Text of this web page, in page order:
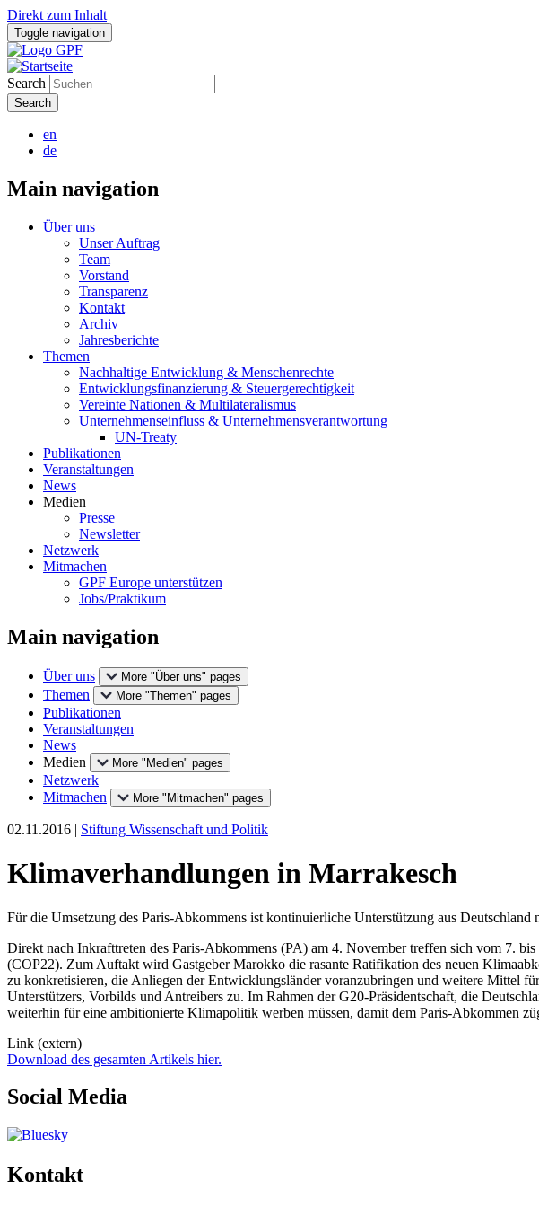
Direkt zum Inhalt
Toggle navigation
Search
en
de
Main navigation
Über uns
Unser Auftrag
Team
Vorstand
Transparenz
Kontakt
Archiv
Jahresberichte
Themen
Nachhaltige Entwicklung & Menschenrechte
Entwicklungsfinanzierung & Steuergerechtigkeit
Vereinte Nationen & Multilateralismus
Unternehmenseinfluss & Unternehmensverantwortung
UN-Treaty
Publikationen
Veranstaltungen
News
Medien
Presse
Newsletter
Netzwerk
Mitmachen
GPF Europe unterstützen
Jobs/Praktikum
Main navigation
Über uns More "Über uns" pages
Themen More "Themen" pages
Publikationen
Veranstaltungen
News
Medien
More "Medien" pages
Netzwerk
Mitmachen
More "Mitmachen" pages
02.11.2016 | Stiftung Wissenschaft und Politik
Klimaverhandlungen in Marrakesch
Für die Umsetzung des Paris-Abkommens ist kontinuierliche Unterstützung aus Deutschland
Direkt nach Inkrafttreten des Paris-Abkommens (PA) am 4. November treffen sich vom 7.
(COP22). Zum Auftakt wird Gastgeber Marokko die rasante Ratifikation des neuen
zu konkretisieren, die Anliegen der Entwicklungsländer voranzubringen und weitere Mittel
Unterstützers, Vorbilds und Antreibers zu. Im Rahmen der G20-Präsidentschaft, die
weiterhin für eine ambitionierte Klimapolitik werben müssen, damit dem Paris-Abkommen
Link (extern)
Download des gesamten Artikels hier.
Social Media
Kontakt